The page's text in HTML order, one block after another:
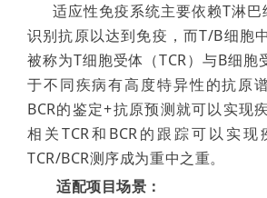
适应性免疫系统主要依赖T淋
识别抗原以达到免疫，而T/B细胞
被称为T细胞受体（TCR）与B细胞
于不同疾病有高度特异性的抗原
BCR的鉴定+抗原预测就可以实现
相关TCR和BCR的跟踪可以实
TCR/BCR测序成为重中之重。
适配项目场景：